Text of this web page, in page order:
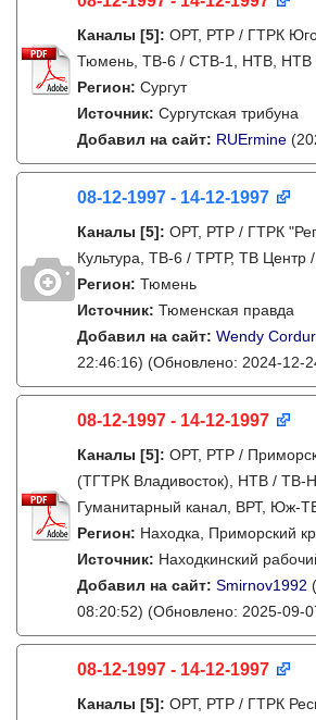
Каналы [5]: ОРТ, РТР / ГТРК
Тюмень, ТВ-6 / СТВ-1, НТВ,
Регион: Сургут
Источник: Сургутская трибуна
Добавил на сайт: RUErmine
08-12-1997 - 14-12-1997
Каналы [5]: ОРТ, РТР / ГТРК
Культура, ТВ-6 / ТРТР, ТВ Центр
Регион: Тюмень
Источник: Тюменская правда
Добавил на сайт: Wendy
22:46:16) (Обновлено: 2024-12-
08-12-1997 - 14-12-1997
Каналы [5]: ОРТ, РТР /
(ТГТРК Владивосток), НТВ / ТВ-
Гуманитарный канал, ВРТ, Юж-
Регион: Находка, Приморский
Источник: Находкинский
Добавил на сайт: Smirnov1992
08:20:52) (Обновлено: 2025-09-
08-12-1997 - 14-12-1997
Каналы [5]: ОРТ, РТР / ГТРК